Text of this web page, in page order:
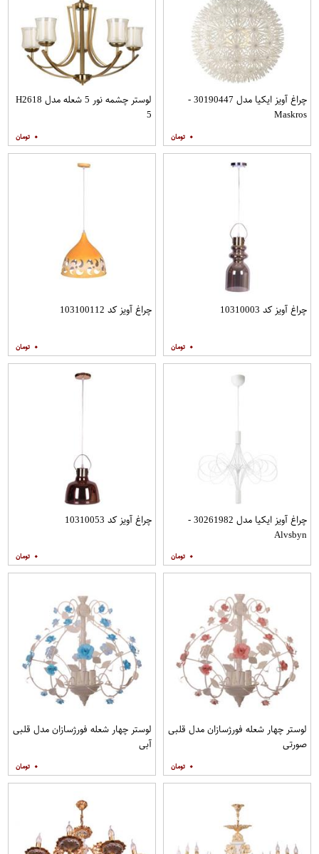
چراغ آویز ایکیا مدل 30190447 -
Maskros
۰
لوستر چشمه نور 5 شعله مدل H2618
5
۰
چراغ آویز کد 10310003
۰
چراغ آویز کد 103100112
۰
چراغ آویز ایکیا مدل 30261982 -
Alvsbyn
۰
چراغ آویز کد 10310053
۰
لوستر چهار شعله فورژسازان مدل قلبی
صورتی
۰
لوستر چهار شعله فورژسازان مدل قلبی
آبی
۰